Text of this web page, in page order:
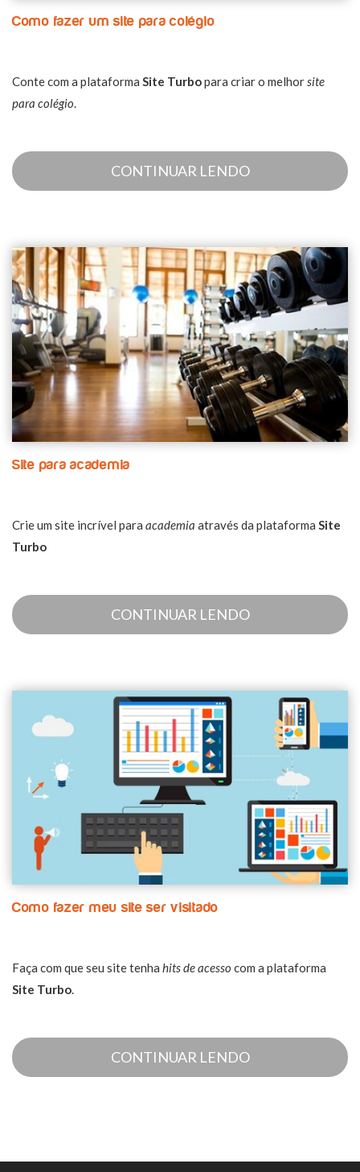
Como fazer um site para colégio
Conte com a plataforma Site Turbopara criar o melhorsite
para colégio.
CONTINUAR LENDO
Site para academia
Crie um site incrível para academia através da plataforma Site
Turbo
CONTINUAR LENDO
Como fazer meu site ser visitado
Faça com que seu site tenha hits de acesso com a plataforma
Site Turbo.
CONTINUAR LENDO